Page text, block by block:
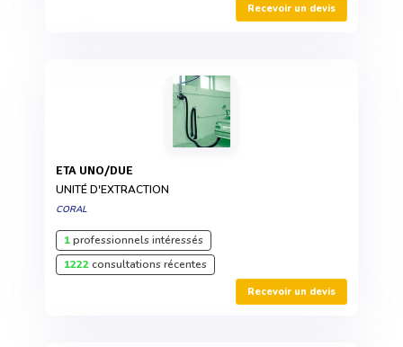
Recevoir un devis
ETA UNO/DUE
UNITÉ D'EXTRACTION
CORAL
1professionnels intéressés
1222consultations récentes
Recevoir un devis